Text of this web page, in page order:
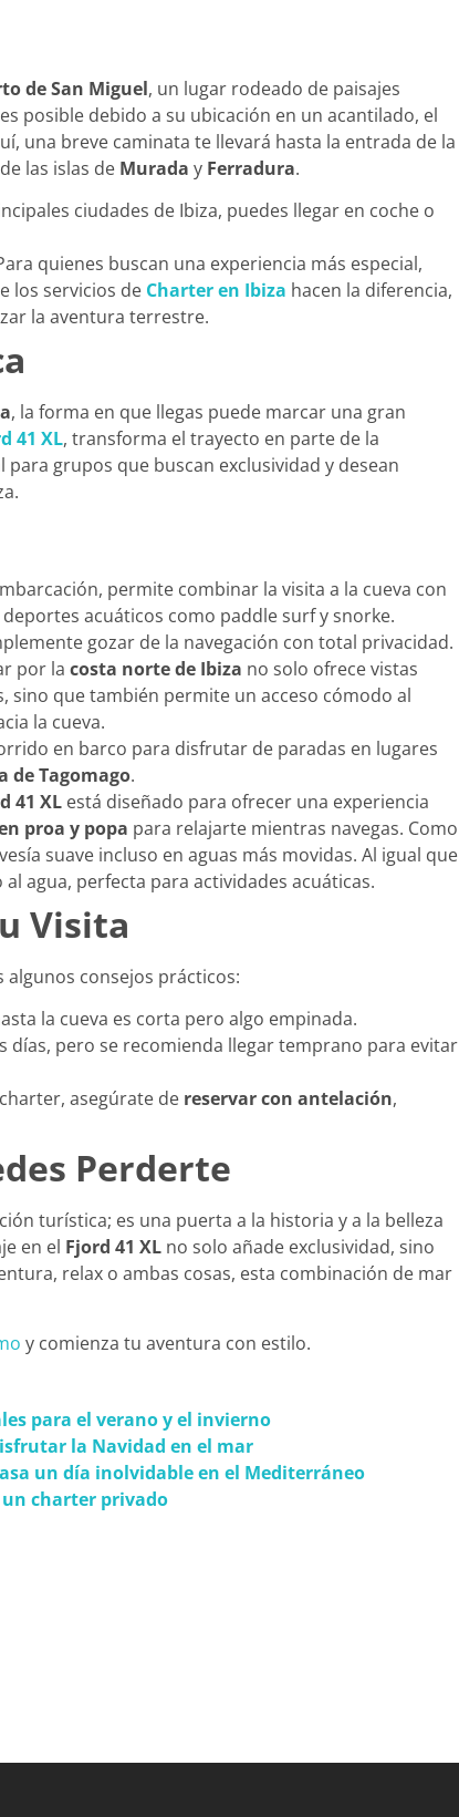
de San Miguel, un lugar rodeado de paisajes
posible debido a su ubicación en un acantilado, el
una breve caminata te llevará hasta la entrada de la
las islas de Murada y Ferradura.
ciudades de Ibiza, puedes llegar en coche o
quienes buscan una experiencia más especial,
los servicios de Charter en Ibiza hacen la diferencia,
la aventura terrestre.
, la forma en que llegas puede marcar una gran
41 XL, transforma el trayecto en parte de la
grupos que buscan exclusividad y desean
permite combinar la visita a la cueva con
acuáticos como paddle surf y snorke.
gozar de la navegación con total privacidad.
por la costa norte de Ibiza no solo ofrece vistas
sino que también permite un acceso cómodo al
la cueva.
en barco para disfrutar de paradas en lugares
de Tagomago.
41 XL está diseñado para ofrecer una experiencia
proa y popa para relajarte mientras navegas. Como
suave incluso en aguas más movidas. Al igual que
al agua, perfecta para actividades acuáticas.
Visita
consejos prácticos:
la cueva es corta pero algo empinada.
días, pero se recomienda llegar temprano para evitar
asegúrate de reservar con antelación,
Perderte
turística; es una puerta a la historia y a la belleza
en el Fjord 41 XL no solo añade exclusividad, sino
relax o ambas cosas, esta combinación de mar
y comienza tu aventura con estilo.
para el verano y el invierno
la Navidad en el mar
un día inolvidable en el Mediterráneo
charter privado